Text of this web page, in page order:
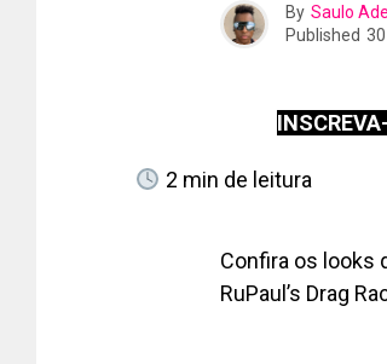
By Saulo
Published
2 min de leitura
Confira os looks
RuPaul’s Drag